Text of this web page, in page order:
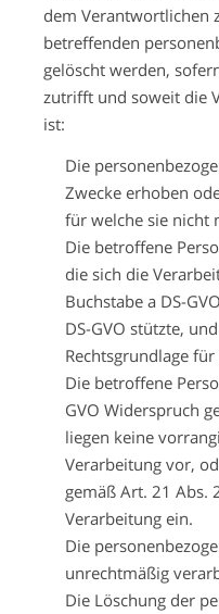
dem Verantwortlichen
betreffenden
gelöscht werden,
zutrifft und soweit die
ist:
Die
Zwecke erhoben
für welche sie nicht
Die betroffene
die sich die
Buchstabe a DS-
DS-GVO stützte,
Rechtsgrundlage
Die betroffene
GVO Widerspruch
liegen keine
Verarbeitung vor,
gemäß Art. 21 Abs.
Verarbeitung ein.
Die
unrechtmäßig
Die Löschung der